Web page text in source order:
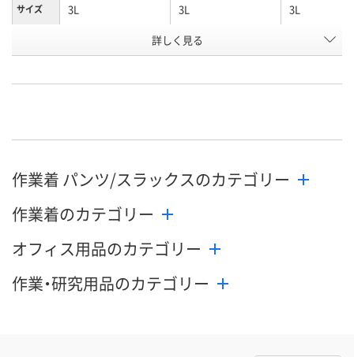
サイズ 3L 3L 3L
チャコール ネイビー
号
お届け日 8月24日（月）まで 8月24日（月）まで 8月24日（月）
数量
カゴへ
数量 数量
詳しく見る
作業着 パンツ/スラックスのカテゴリー
作業着のカテゴリー
オフィス用品のカテゴリー
作業・研究用品のカテゴリー